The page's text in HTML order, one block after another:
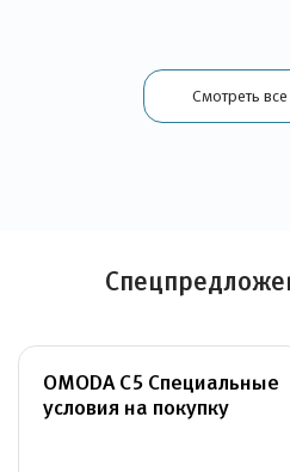
Смотреть
OMODA C5 Специальные
условия на покупку